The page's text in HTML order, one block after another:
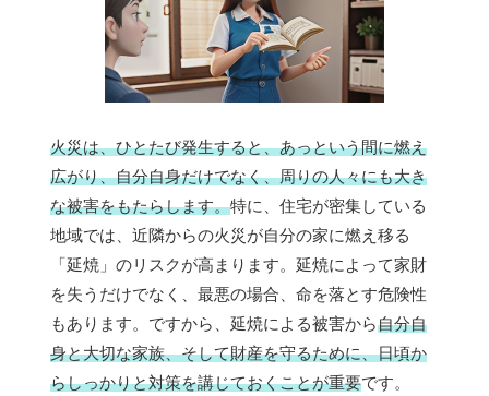
火災は、ひとたび発生すると、あっという間に燃え
広がり、自分自身だけでなく、周りの人々にも大き
な被害をもたらします。特に、住宅が密集している
地域では、近隣からの火災が自分の家に燃え移る
「延焼」のリスクが高まります。延焼によって家財
を失うだけでなく、最悪の場合、命を落とす危険性
もあります。ですから、延焼による被害から自分自
身と大切な家族、そして財産を守るために、日頃か
らしっかりと対策を講じておくことが重要です。